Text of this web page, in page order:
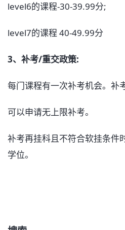
level6的课程-30-39.99分;
level7的课程 40-49.99分
3、补考/重交政策:
每门课程有一次补考机会。补
可以申请无上限补考。
补考再挂科且不符合软挂条件
学位。